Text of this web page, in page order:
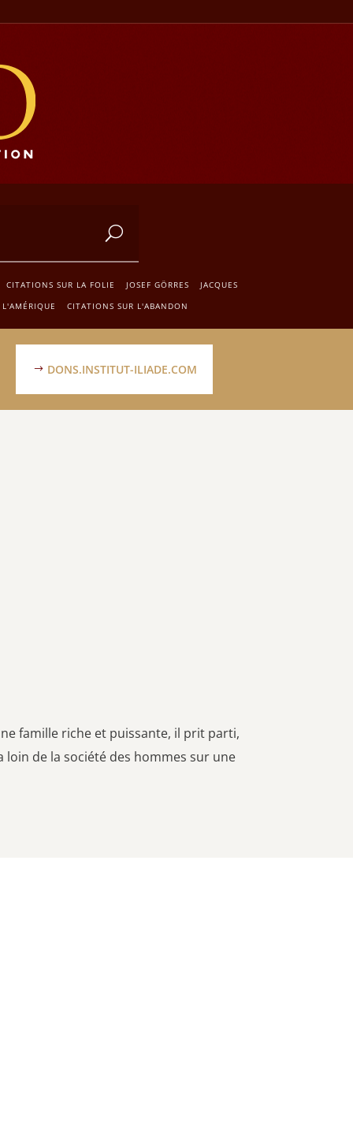
CITATIONS SUR LA FOLIE JOSEF GÖRRES
JACQUES
CITATIONS SUR L'ABANDON
DONS.INSTITUT-ILIADE.COM
famille riche et puissante, il prit parti,
de la société des hommes sur une